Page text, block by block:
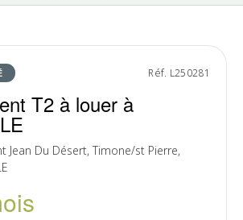
Réf. L250281
T2 à louer à
Jean Du Désert, Timone/st Pierre,